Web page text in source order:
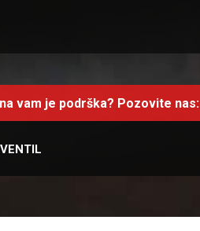
vam je podrška? Pozovite nas: